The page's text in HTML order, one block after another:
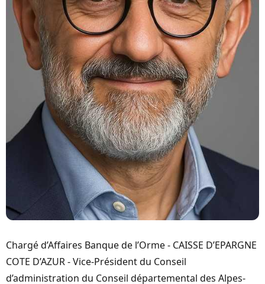
Chargé d’Affaires Banque de l’Orme - CAISSE D’EPARGNE
COTE D’AZUR - Vice-Président du Conseil
d’administration du Conseil départemental des Alpes-